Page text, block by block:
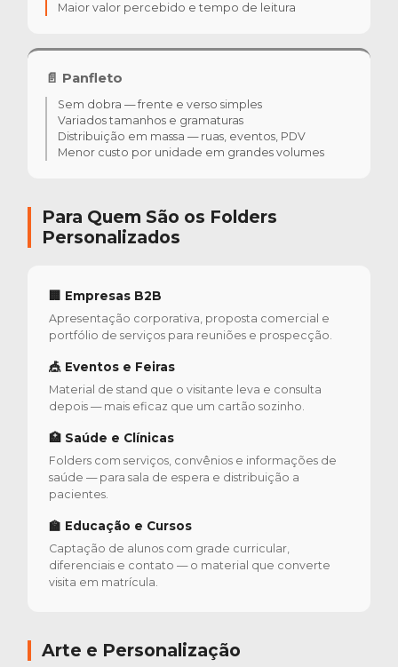
Maior valor percebido e tempo de leitura
📄 Panfleto
Sem dobra — frente e verso simples
Variados tamanhos e gramaturas
Distribuição em massa — ruas, eventos, PDV
Menor custo por unidade em grandes volumes
Para Quem São os Folders
Personalizados
🏢 Empresas B2B
Apresentação corporativa, proposta comercial e
portfólio de serviços para reuniões e prospecção.
🎪 Eventos e Feiras
Material de stand que o visitante leva e consulta
depois — mais eficaz que um cartão sozinho.
🏥 Saúde e Clínicas
Folders com serviços, convênios e informações de
saúde — para sala de espera e distribuição a
pacientes.
🏫 Educação e Cursos
Captação de alunos com grade curricular,
diferenciais e contato — o material que converte
visita em matrícula.
Arte e Personalização